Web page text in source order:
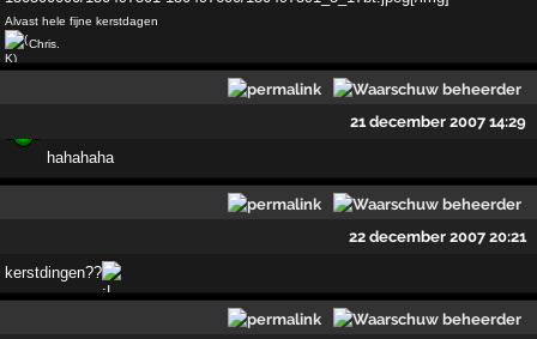
Alvast hele fijne kerstdagen
Chris.
21 december 2007 14:29
hahahaha
22 december 2007 20:21
kerstdingen??